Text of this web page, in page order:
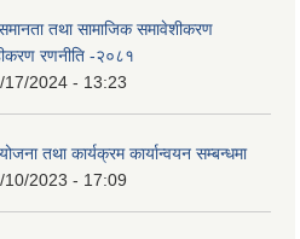
तथा सामाजिक समावेशीकरण
रणनीति -२०८१
17/2024 - 13:23
तथा कार्यक्रम कार्यान्वयन सम्बन्धमा
10/2023 - 17:09